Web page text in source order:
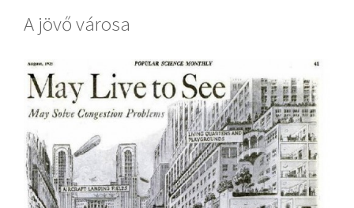
A jövő városa